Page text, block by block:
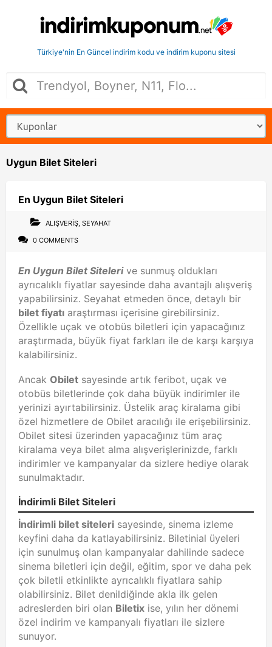
Türkiye'nin En Güncel indirim kodu ve indirim kuponu sitesi
Uygun Bilet Siteleri
En Uygun Bilet Siteleri
ALIŞVERIŞ, SEYAHAT
0 COMMENTS
En Uygun Bilet Sitelerive sunmuş oldukları
ayrıcalıklı fiyatlar sayesinde daha avantajlı alışveriş
yapabilirsiniz. Seyahat etmeden önce, detaylı bir
bilet fiyatı araştırması içerisine girebilirsiniz.
Özellikle uçak ve otobüs biletleri için yapacağınız
araştırmada, büyük fiyat farkları ile de karşı karşıya
kalabilirsiniz.
Ancak Obilet sayesinde artık feribot, uçak ve
otobüs biletlerinde çok daha büyük indirimler ile
yerinizi ayırtabilirsiniz. Üstelik araç kiralama gibi
özel hizmetlere de Obilet aracılığı ile erişebilirsiniz.
Obilet sitesi üzerinden yapacağınız tüm araç
kiralama veya bilet alma alışverişlerinizde, farklı
indirimler ve kampanyalar da sizlere hediye olarak
sunulmaktadır.
İndirimli Bilet Siteleri
İndirimli bilet siteleri sayesinde, sinema izleme
keyfini daha da katlayabilirsiniz. Biletinial üyeleri
için sunulmuş olan kampanyalar dahilinde sadece
sinema biletleri için değil, eğitim, spor ve daha pek
çok biletli etkinlikte ayrıcalıklı fiyatlara sahip
olabilirsiniz. Bilet denildiğinde akla ilk gelen
adreslerden biri olan Biletix ise, yılın her dönemi
özel indirim ve kampanyalı fiyatları ile sizlere
sunuyor.